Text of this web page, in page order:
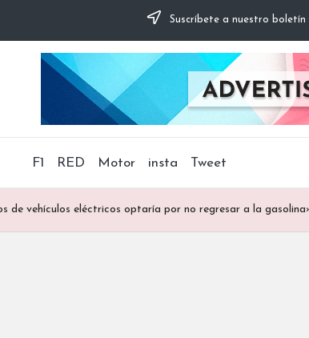
Suscríbete a nuestro boletín
F1 RED Motor insta Tweet
de vehículos eléctricos optaría por no regresar a la